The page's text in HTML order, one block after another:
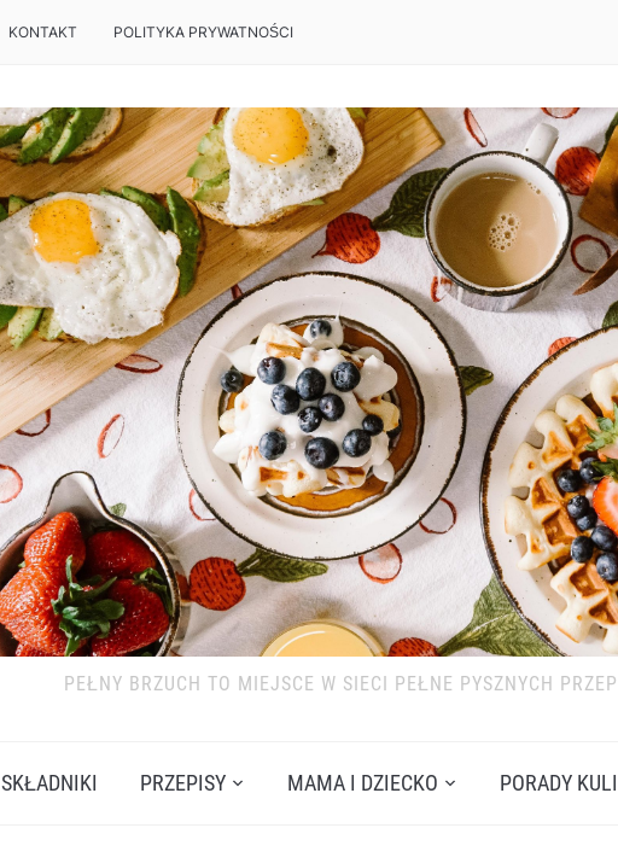
KONTAKT POLITYKA PRYWATNOŚCI
PEŁNY BRZUCH TO MIEJSCE W SIECI PEŁNE PYSZNYCH
SKŁADNIKI PRZEPISY MAMA I DZIECKO PORADY